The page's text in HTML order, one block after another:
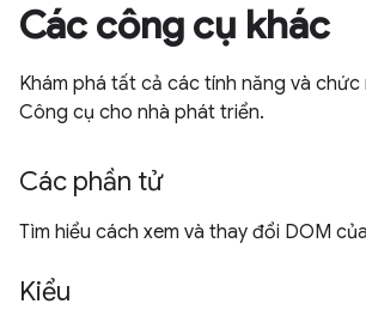
Các công cụ khác
Khám phá tất cả các tính năng và
Công cụ cho nhà phát triển.
Các phần tử
Tìm hiểu cách xem và thay đổi DOM
Kiểu